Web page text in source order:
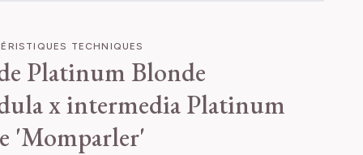
TECHNIQUES
Platinum Blonde
x intermedia Platinum
'Momparler'